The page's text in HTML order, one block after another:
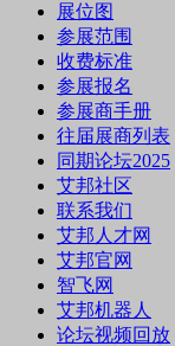
展位图
参展范围
收费标准
参展报名
参展商手册
往届展商列表
同期论坛2025
艾邦社区
联系我们
艾邦人才网
艾邦官网
智飞网
艾邦机器人
论坛视频回放